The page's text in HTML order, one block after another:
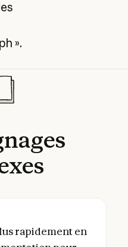
».
rapidement en
rapidement en